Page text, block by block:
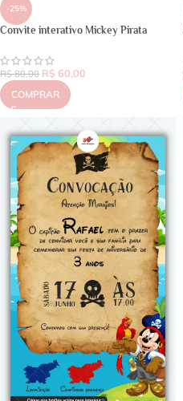
-25%
Convite interativo Mickey Pirata
R$80,00 R$ 60,00
COMPRAR